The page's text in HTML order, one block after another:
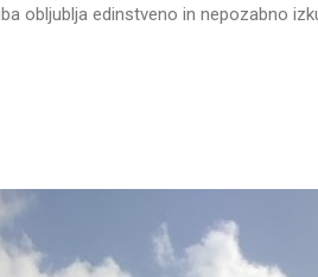
obljublja edinstveno in nepozabno